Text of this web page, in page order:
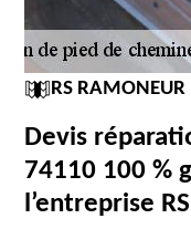
RS RAMONEUR
Devis
74110 100 %
l’entreprise